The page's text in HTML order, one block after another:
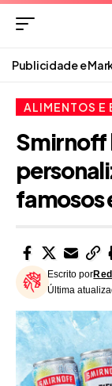
Publicidade e
ALIMENTOS E
Smirnoff
famosos
Última
Escrito por